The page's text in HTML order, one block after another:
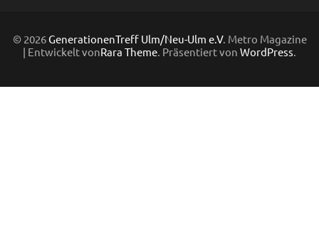
© 2026GenerationenTreff Ulm/Neu-Ulm e.V. Metro Magazine
| Entwickelt vonRara Theme. Präsentiert von WordPress.